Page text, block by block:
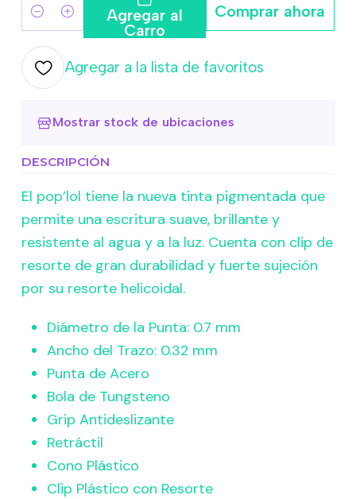
Cantidad Agregar al
Carro
Comprar ahora
Agregar a la lista de favoritos
Mostrar stock de ubicaciones
DESCRIPCIÓN
El pop’lol tiene la nueva tinta pigmentada que
permite una escritura suave, brillante y
resistente al agua y a la luz. Cuenta con clip de
resorte de gran durabilidad y fuerte sujeción
por su resorte helicoidal.
Diámetro de la Punta: 0.7 mm
Ancho del Trazo: 0.32 mm
Punta de Acero
Bola de Tungsteno
Grip Antideslizante
Retráctil
Cono Plástico
Clip Plástico con Resorte